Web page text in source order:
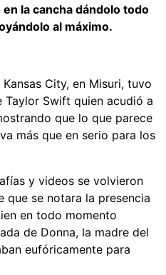
la cancha dándolo todo
al máximo.
Kansas City, en Misuri, tuvo
Taylor Swift quien acudió a
que lo que parece
más que en serio para los
y videos se volvieron
que se notara la presencia
en todo momento
de Donna, la madre del
eufóricamente para